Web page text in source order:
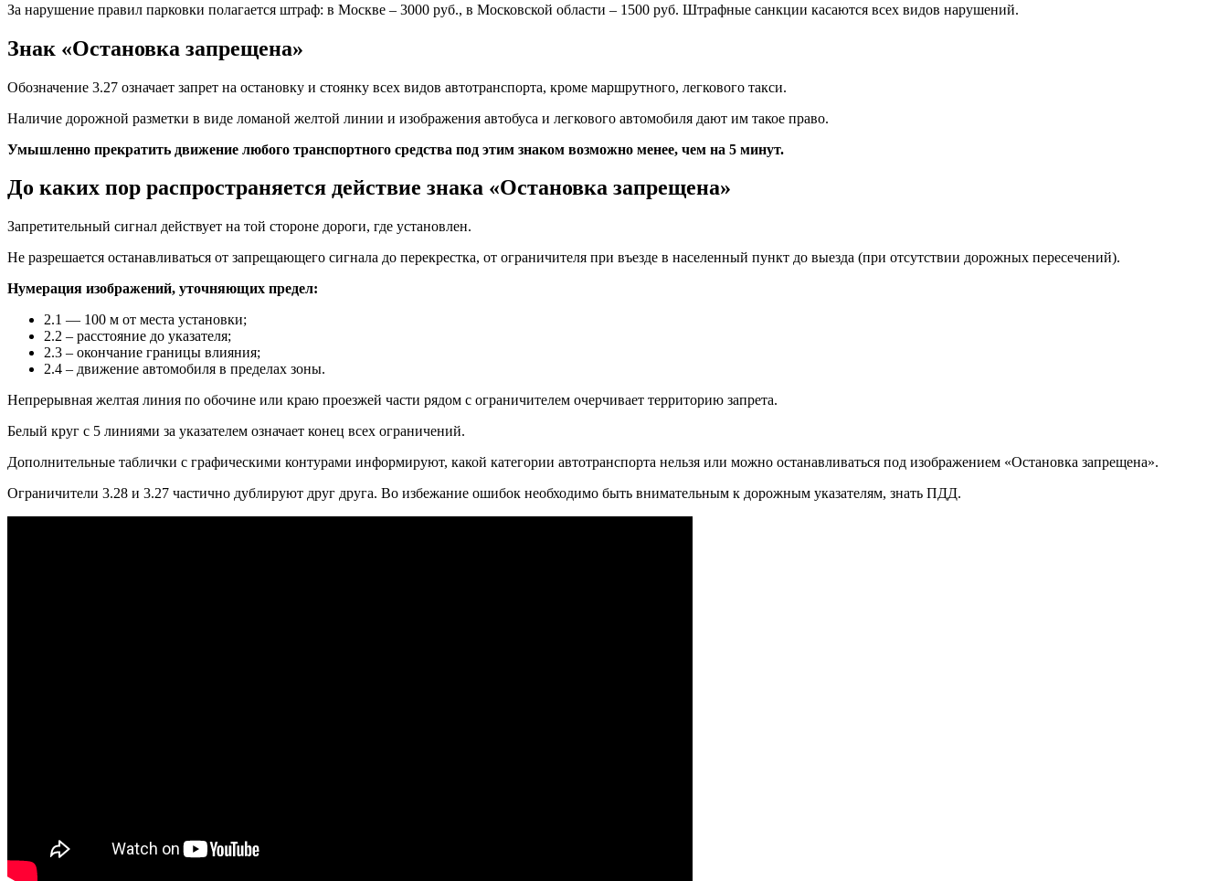
За нарушение правил парковки полагается штраф: в Москве – 3000 руб., в Московской области – 1500 руб. Штрафные санкции касаются всех видов нарушений.
Знак «Остановка запрещена»
Обозначение 3.27 означает запрет на остановку и стоянку всех видов автотранспорта, кроме маршрутного, легкового такси.
Наличие дорожной разметки в виде ломаной желтой линии и изображения автобуса и легкового автомобиля дают им такое право.
Умышленно прекратить движение любого транспортного средства под этим знаком возможно менее, чем на 5 минут.
До каких пор распространяется действие знака «Остановка запрещена»
Запретительный сигнал действует на той стороне дороги, где установлен.
Не разрешается останавливаться от запрещающего сигнала до перекрестка, от ограничителя при въезде в населенный пункт до выезда (при отсутствии дорожных пересечений).
Нумерация изображений, уточняющих предел:
2.1 — 100 м от места установки;
2.2 – расстояние до указателя;
2.3 – окончание границы влияния;
2.4 – движение автомобиля в пределах зоны.
Непрерывная желтая линия по обочине или краю проезжей части рядом с ограничителем очерчивает территорию запрета.
Белый круг с 5 линиями за указателем означает конец всех ограничений.
Дополнительные таблички с графическими контурами информируют, какой категории автотранспорта нельзя или можно останавливаться под изображением «Остановка запрещена».
Ограничители 3.28 и 3.27 частично дублируют друг друга. Во избежание ошибок необходимо быть внимательным к дорожным указателям, знать ПДД.